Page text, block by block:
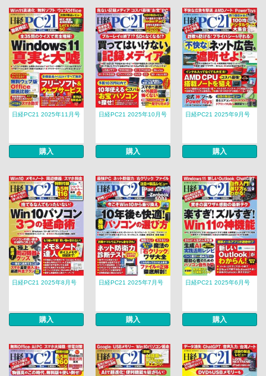
日経PC21 2025年11月号
購入
日経PC21 2025年10月号
購入
日経PC21 2025年9月号
購入
日経PC21 2025年8月号
購入
日経PC21 2025年7月号
購入
日経PC21 2025年6月号
購入